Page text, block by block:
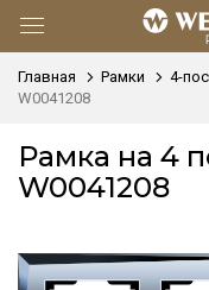
Главная Рамки 4-
W0041208
Рамка на 4
W0041208